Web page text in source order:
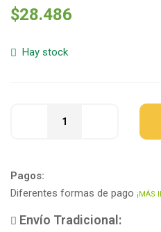
$28.486
Hay stock
Pagos:
Diferentes formas de pago ¡MÁS
Envío Tradicional: